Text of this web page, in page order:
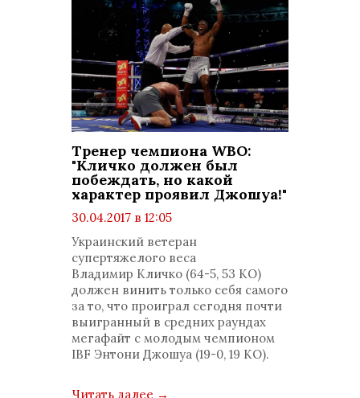
Тренер чемпиона WBO:
"Кличко должен был
побеждать, но какой
характер проявил Джошуа!"
30.04.2017 в 12:05
просмотров: 1527
комментариев: 0
Украинский ветеран
супертяжелого веса
Владимир Кличко (64-5, 53 КО)
должен винить только себя самого
за то, что проиграл сегодня почти
выигранный в средних раундах
мегафайт с молодым чемпионом
IBF Энтони Джошуа (19-0, 19 КО).
Читать далее →